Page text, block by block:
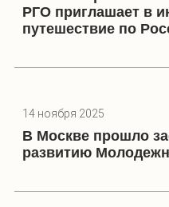
РГО приглашает в
путешествие по
14 ноября 2025
В Москве прошло
развитию